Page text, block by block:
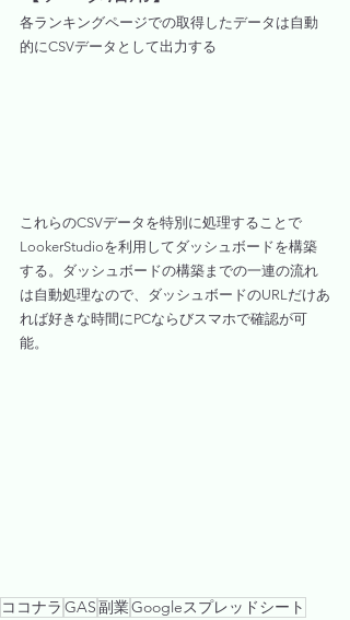
各ランキングページでの取得したデータは自動
的にCSVデータとして出力する
これらのCSVデータを特別に処理することで
LookerStudioを利用してダッシュボードを構築
する。ダッシュボードの構築までの一連の流れ
は自動処理なので、ダッシュボードのURLだけあ
れば好きな時間にPCならびスマホで確認が可
能。
ココナラ GAS副業Googleスプレッドシート